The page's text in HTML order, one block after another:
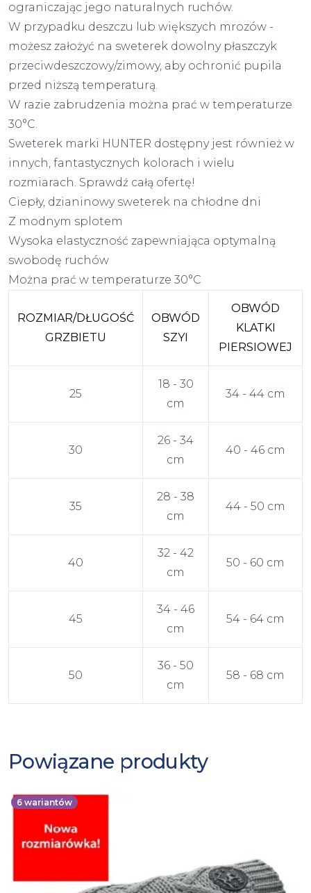
ograniczając jego naturalnych ruchów.
W przypadku deszczu lub większych mrozów -
możesz założyć na sweterek dowolny płaszczyk
przeciwdeszczowy/zimowy, aby ochronić pupila
przed niższą temperaturą.
W razie zabrudzenia można prać w temperaturze
30°C.
Sweterek marki HUNTER dostępny jest również w
innych, fantastycznych kolorach i wielu
rozmiarach. Sprawdź całą ofertę!
Ciepły, dzianinowy sweterek na chłodne dni
Z modnym splotem
Wysoka elastyczność zapewniająca optymalną
swobodę ruchów
Można prać w temperaturze 30°C
ROZMIAR/DŁUGOŚĆ
GRZBIETU
OBWÓD
SZYI
OBWÓD
KLATKI
PIERSIOWEJ
25
18 - 30
cm
34 - 44 cm
30
26 - 34
cm
40 - 46 cm
35
28 - 38
cm
44 - 50 cm
40
32 - 42
cm
50 - 60 cm
45
34 - 46
cm
54 - 64 cm
50
36 - 50
cm
58 - 68 cm
Powiązane produkty
6 wariantów